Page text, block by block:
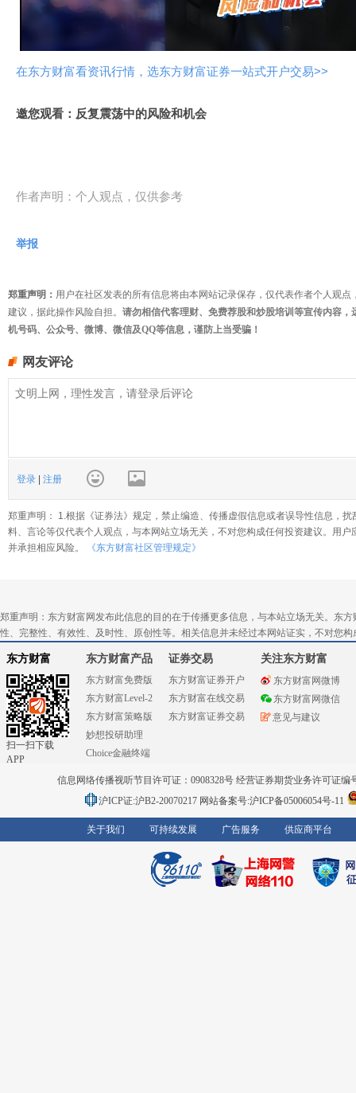
频
在东方财富看资讯行情，选东方财富证券一站式开户交易>>
邀您观看：反复震荡中的风险和机会
作者声明：个人观点，仅供参考
举报
郑重声明： 用户在社区发表的所有信息将由本网站记录保存，仅代表作者个人观
建议，据此操作风险自担。 请勿相信代客理财、免费荐股和炒股培训等宣传内容
机号码、公众号、微博、微信及QQ等信息，谨防上当受骗！
网友评论
登录 注册
郑重声明： 1.根据《证券法》规定，禁止编造、传播虚假信息或者误导性信息，
料、言论等仅代表个人观点，与本网站立场无关，不对您构成任何投资建议。用
并承担相应风险。
《东方财富社区管理规定》
郑重声明：东方财富网发布此信息的目的在于传播更多信息，与本站立场无关。东
性、完整性、有效性、及时性、原创性等。相关信息并未经过本网站证实，不对您
东方财富
扫一扫下载
APP
东方财富产品
东方财富免费版
东方财富Level-2
东方财富策略版
妙想投研助理
Choice金融终端
证券交易
东方财富证券开户
东方财富在线交易
东方财富证券交易
关注东方财富
东方财富网微博
东方财富网微信
意见与建议
信息网络传播视听节目许可证：0908328号 经营证券期货业务许可证编
沪ICP证:沪B2-20070217 网站备案号:沪ICP备05006054号-11
关于我们 可持续发展 广告服务 供应商平台